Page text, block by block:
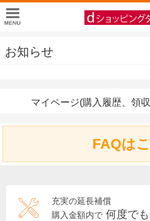
お知らせ
マイページ(購入履歴、領
FAQは
充実の延長補償
購入金額内で 何度で